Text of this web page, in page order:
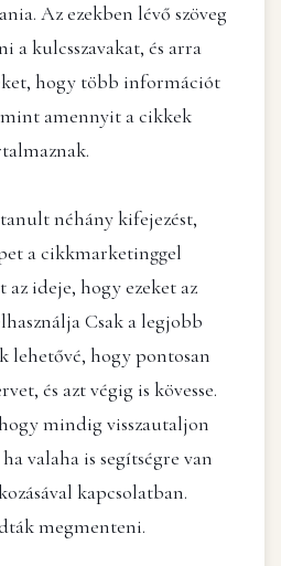
Az ezekben lévő szöveg
a kulcsszavakat, és arra
hogy több információt
amennyit a cikkek
néhány kifejezést,
a cikkmarketinggel
ideje, hogy ezeket az
Csak a legjobb
lehetővé, hogy pontosan
és azt végig is kövesse.
mindig visszautaljon
valaha is segítségre van
kapcsolatban.
megmenteni.